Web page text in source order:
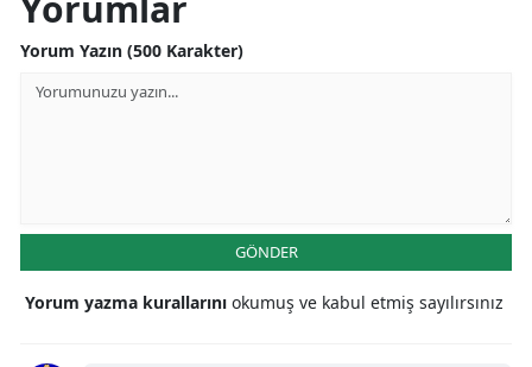
Yorum Yazın (500 Karakter)
GÖNDER
Yorum yazma kurallarını okumuş ve kabul etmiş sayılırsınız